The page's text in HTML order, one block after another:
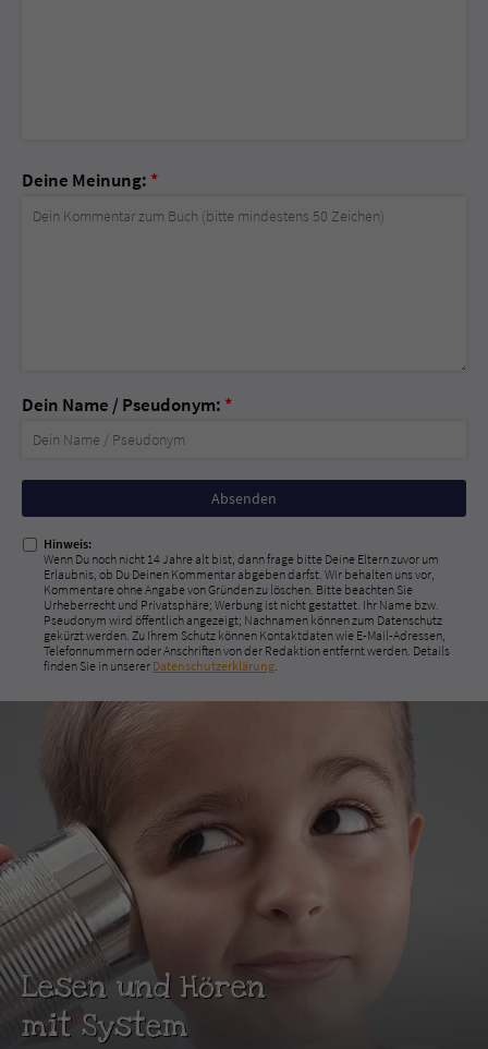
Deine Meinung: *
Dein Name / Pseudonym: *
Nicht
ausfüllen!
Hinweis:
Wenn Du noch nicht 14 Jahre alt bist, dann frage bitte Deine Eltern zuvor um
Erlaubnis, ob Du Deinen Kommentar abgeben darfst. Wir behalten uns vor,
Kommentare ohne Angabe von Gründen zu löschen. Bitte beachten Sie
Urheberrecht und Privatsphäre; Werbung ist nicht gestattet. Ihr Name bzw.
Pseudonym wird öffentlich angezeigt; Nachnamen können zum Datenschutz
gekürzt werden. Zu Ihrem Schutz können Kontaktdaten wie E-Mail-Adressen,
Telefonnummern oder Anschriften von der Redaktion entfernt werden. Details
finden Sie in unserer Datenschutzerklärung.
Lesen und Hören
mit System